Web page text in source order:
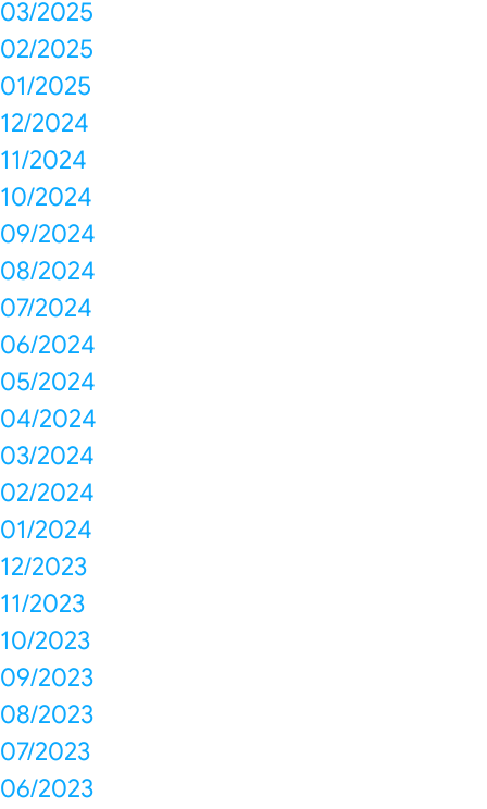
03/2025
02/2025
01/2025
12/2024
11/2024
10/2024
09/2024
08/2024
07/2024
06/2024
05/2024
04/2024
03/2024
02/2024
01/2024
12/2023
11/2023
10/2023
09/2023
08/2023
07/2023
06/2023